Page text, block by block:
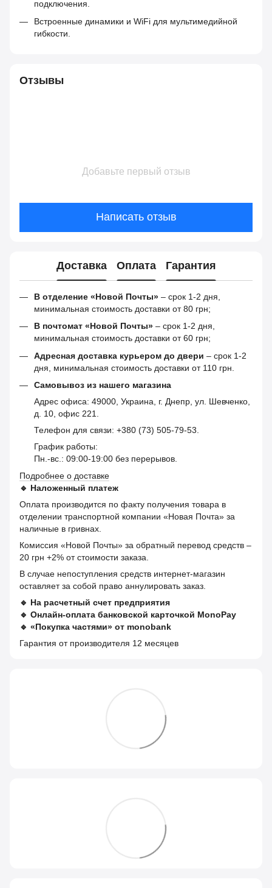
подключения.
Встроенные динамики и WiFi для мультимедийной
гибкости.
Отзывы
Добавьте первый отзыв
Написать отзыв
Доставка Оплата Гарантия
В отделение «Новой Почты» – срок 1-2 дня,
минимальная стоимость доставки от 80 грн;
В почтомат «Новой Почты» – срок 1-2 дня,
минимальная стоимость доставки от 60 грн;
Адресная доставка курьером до двери – срок 1-2
дня, минимальная стоимость доставки от 110 грн.
Самовывоз из нашего магазина
Адрес офиса: 49000, Украина, г. Днепр, ул. Шевченко,
д. 10, офис 221.
Телефон для связи: +380 (73) 505-79-53.
График работы:
Пн.-вс.: 09:00-19:00 без перерывов.
Подробнее о доставке
🔹 Наложенный платеж
Оплата производится по факту получения товара в
отделении транспортной компании «Новая Почта» за
наличные в гривнах.
Комиссия «Новой Почты» за обратный перевод средств –
20 грн +2% от стоимости заказа.
В случае непоступления средств интернет-магазин
оставляет за собой право аннулировать заказ.
🔹 На расчетный счет предприятия
🔹 Онлайн-оплата банковской карточкой MonoPay
🔹 «Покупка частями» от monobank
Гарантия от производителя 12 месяцев